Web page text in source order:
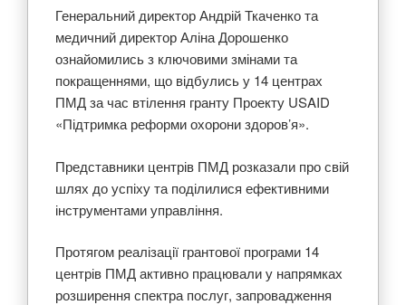
Генеральний директор Андрій Ткаченко та
медичний директор Аліна Дорошенко
ознайомились з ключовими змінами та
покращеннями, що відбулись у 14 центрах
ПМД за час втілення гранту Проекту USAID
«Підтримка реформи охорони здоров’я».
Представники центрів ПМД розказали про свій
шлях до успіху та поділилися ефективними
інструментами управління.
Протягом реалізації грантової програми 14
центрів ПМД активно працювали у напрямках
розширення спектра послуг, запровадження